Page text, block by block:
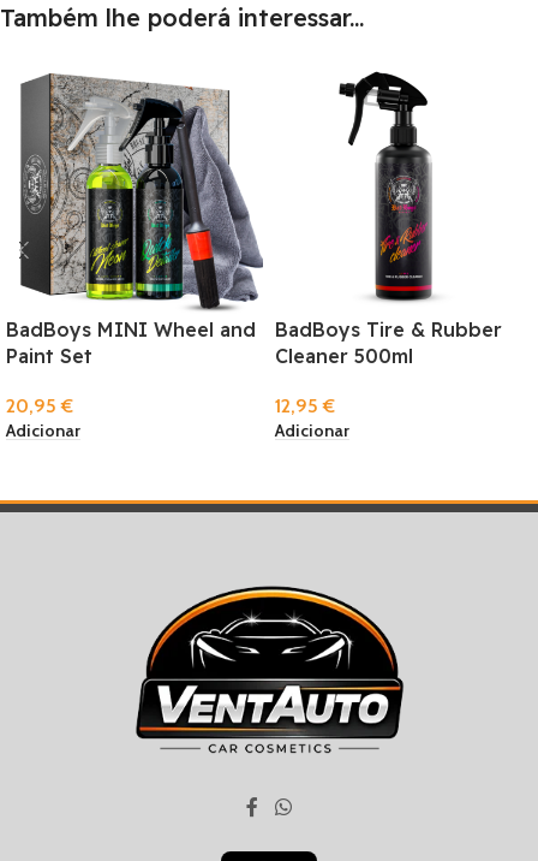
Também lhe poderá interessar...
BadBoys MINI Wheel and
Paint Set
20,95€
Adicionar
BadBoys Tire & Rubber
Cleaner 500ml
12,95€
Adicionar